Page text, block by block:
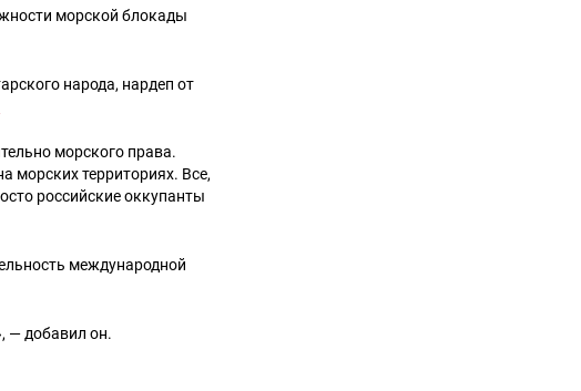
морской блокады
народа, нардеп от
морского права.
морских территориях. Все,
российские оккупанты
международной
— добавил он.